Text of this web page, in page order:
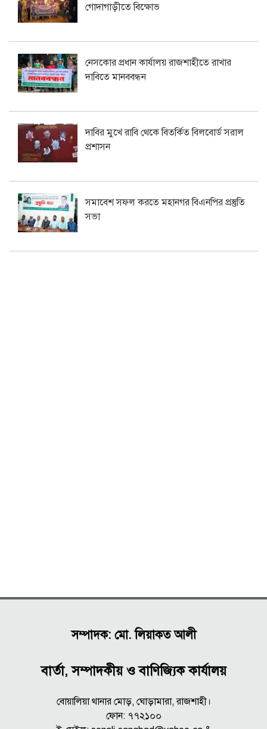
গোদাগাড়ীতে বিক্ষোভ
নেসকোর প্রধান কার্যালয় রাজশাহীতে রাখার
দাবিতে মানববন্ধন
দাবির মুখে রাবি থেকে বিতর্কিত বিলবোর্ড সরাল
প্রশাসন
সমাবেশ সফল করতে মহানগর বিএনপির প্রস্তুতি
সভা
সম্পাদক: মো. লিয়াকত আলী
বার্তা, সম্পাদকীয় ও বাণিজ্যিক কার্যালয়
বোয়ালিয়া থানার মোড়, ঘোড়ামারা, রাজশাহী।
ফোন: ৭৭২১০০